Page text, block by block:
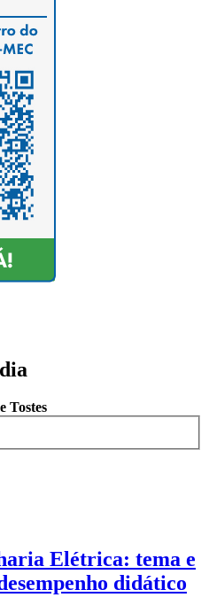
Tostes
Elétrica: tema e
didático